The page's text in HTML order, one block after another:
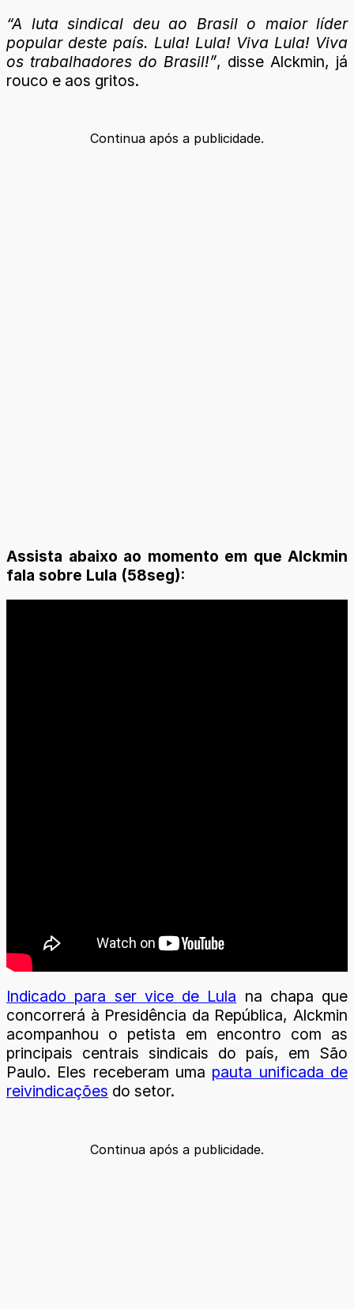
“A luta sindical deu ao Brasil o maior líder
popular deste país. Lula! Lula! Viva Lula! Viva
os trabalhadores do Brasil!”, disse Alckmin, já
rouco e aos gritos.
Continua após a publicidade.
Assista abaixo ao momento em que Alckmin
fala sobre Lula (58seg):
Indicado para ser vice de Lula na chapa que
concorrerá à Presidência da República, Alckmin
acompanhou o petista em encontro com as
principais centrais sindicais do país, em São
Paulo. Eles receberam uma pauta unificada de
reivindicações do setor.
Continua após a publicidade.